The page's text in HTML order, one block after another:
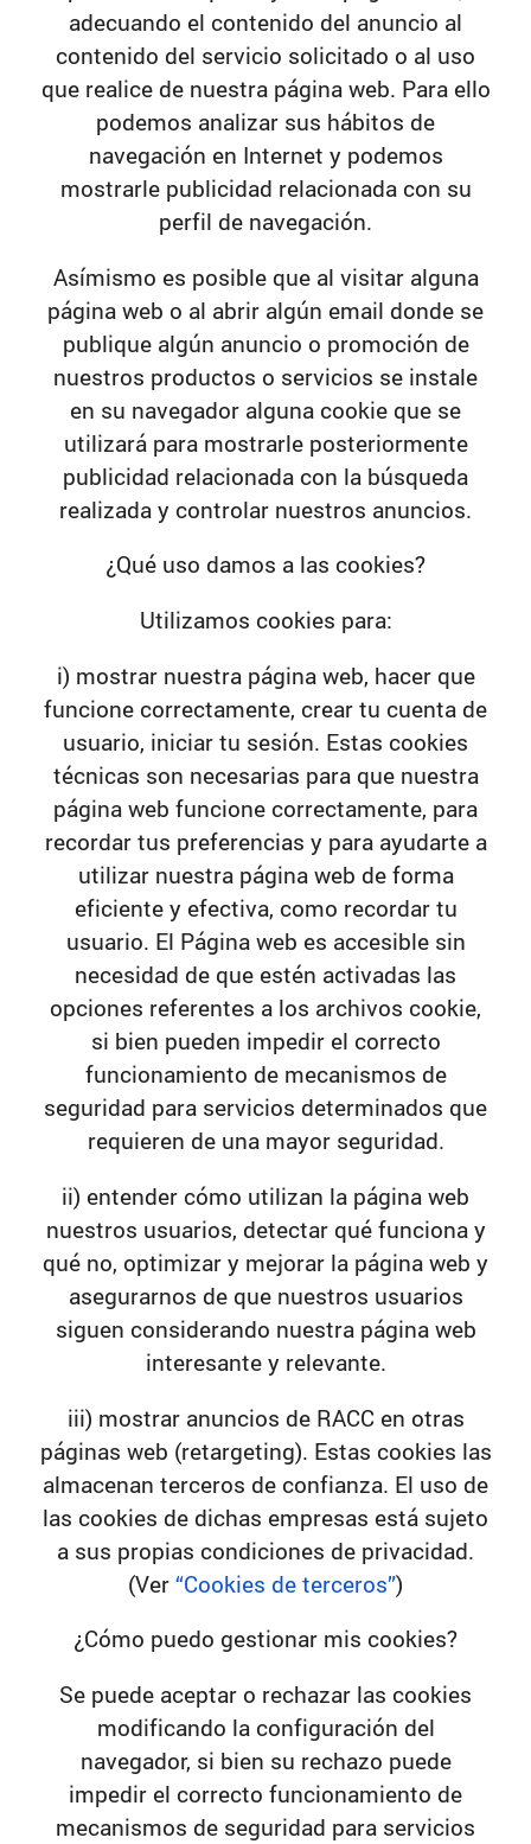
adecuando el contenido del anuncio al
contenido del servicio solicitado o al uso
que realice de nuestra página web. Para ello
podemos analizar sus hábitos de
navegación en Internet y podemos
mostrarle publicidad relacionada con su
perfil de navegación.
Asímismo es posible que al visitar alguna
página web o al abrir algún email donde se
publique algún anuncio o promoción de
nuestros productos o servicios se instale
en su navegador alguna cookie que se
utilizará para mostrarle posteriormente
publicidad relacionada con la búsqueda
realizada y controlar nuestros anuncios.
¿Qué uso damos a las cookies?
Utilizamos cookies para:
i) mostrar nuestra página web, hacer que
funcione correctamente, crear tu cuenta de
usuario, iniciar tu sesión. Estas cookies
técnicas son necesarias para que nuestra
página web funcione correctamente, para
recordar tus preferencias y para ayudarte a
utilizar nuestra página web de forma
eficiente y efectiva, como recordar tu
usuario. El Página web es accesible sin
necesidad de que estén activadas las
opciones referentes a los archivos cookie,
si bien pueden impedir el correcto
funcionamiento de mecanismos de
seguridad para servicios determinados que
requieren de una mayor seguridad.
ii) entender cómo utilizan la página web
nuestros usuarios, detectar qué funciona y
qué no, optimizar y mejorar la página web y
asegurarnos de que nuestros usuarios
siguen considerando nuestra página web
interesante y relevante.
iii) mostrar anuncios de RACC en otras
páginas web (retargeting). Estas cookies las
almacenan terceros de confianza. El uso de
las cookies de dichas empresas está sujeto
a sus propias condiciones de privacidad.
(Ver “Cookies de terceros”)
¿Cómo puedo gestionar mis cookies?
Se puede aceptar o rechazar las cookies
modificando la configuración del
navegador, si bien su rechazo puede
impedir el correcto funcionamiento de
mecanismos de seguridad para servicios